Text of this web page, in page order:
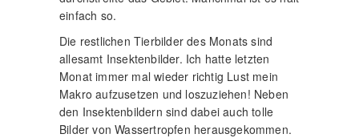
einfach so.
Die restlichen Tierbilder des Monats sind
allesamt Insektenbilder. Ich hatte letzten
Monat immer mal wieder richtig Lust mein
Makro aufzusetzen und loszuziehen! Neben
den Insektenbildern sind dabei auch tolle
Bilder von Wassertropfen herausgekommen.